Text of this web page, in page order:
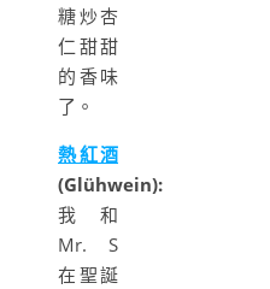
糖炒杏
仁甜甜
的香味
了。
熱紅酒
(Glühwein):
我和
Mr. S
在聖誕